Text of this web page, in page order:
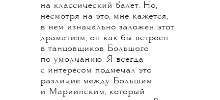
на классический балет. Но,
несмотря на это, мне кажется,
в нем изначально заложен этот
драматизм, он как бы встроен
в танцовщиков Большого
по умолчанию. Я всегда
с интересом подмечал это
различие между Большим
и Мариинским, который